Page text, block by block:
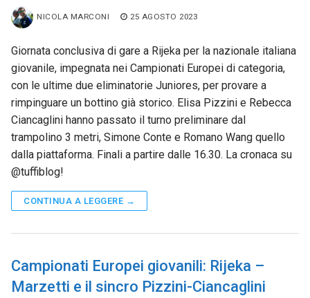
NICOLA MARCONI 25 AGOSTO 2023
Giornata conclusiva di gare a Rijeka per la nazionale italiana
giovanile, impegnata nei Campionati Europei di categoria,
con le ultime due eliminatorie Juniores, per provare a
rimpinguare un bottino già storico. Elisa Pizzini e Rebecca
Ciancaglini hanno passato il turno preliminare dal
trampolino 3 metri, Simone Conte e Romano Wang quello
dalla piattaforma. Finali a partire dalle 16.30. La cronaca su
@tuffiblog!
CONTINUA A LEGGERE →
Campionati Europei giovanili: Rijeka –
Marzetti e il sincro Pizzini-Ciancaglini